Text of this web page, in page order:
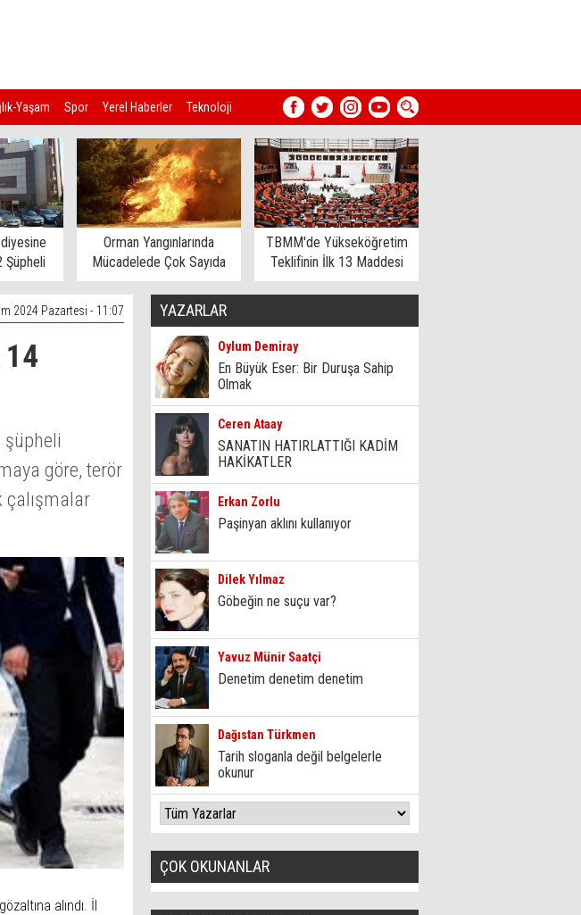
Yaşam Spor Yerel Haberler Teknoloji
Şüpheli
Orman Yangınlarında
Mücadelede Çok Sayıda
Ev Tahliye Edildi
TBMM'de Yükseköğretim
Teklifinin İlk 13 Maddesi
Kabul Edildi
2024 Pazartesi - 11:07
şüpheli
göre, terör
çalışmalar
alındı. İl
YAZARLAR
Oylum Demiray
En Büyük Eser: Bir Duruşa Sahip
Olmak
Ceren Ataay
SANATIN HATIRLATTIĞI KADİM
HAKİKATLER
Erkan Zorlu
Paşinyan aklını kullanıyor
Dilek Yılmaz
Göbeğin ne suçu var?
Yavuz Münir Saatçi
Denetim denetim denetim
Dağıstan Türkmen
Tarih sloganla değil belgelerle
okunur
ÇOK OKUNANLAR